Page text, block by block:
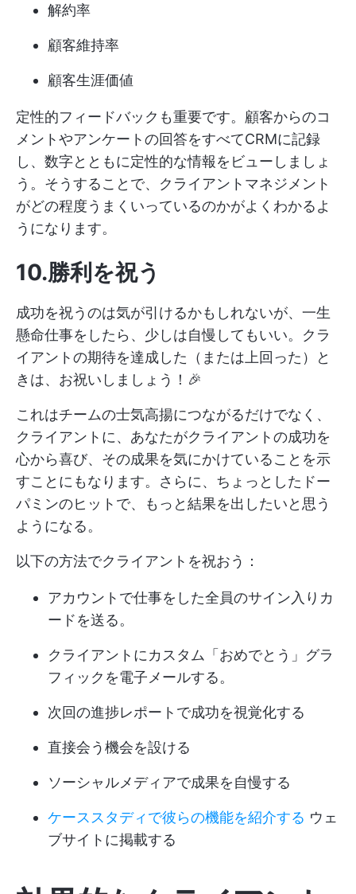
解約率
顧客維持率
顧客生涯価値
定性的フィードバックも重要です。顧客からのコ
メントやアンケートの回答をすべてCRMに記録
し、数字とともに定性的な情報をビューしましょ
う。そうすることで、クライアントマネジメント
がどの程度うまくいっているのかがよくわかるよ
うになります。
10.勝利を祝う
成功を祝うのは気が引けるかもしれないが、一生
懸命仕事をしたら、少しは自慢してもいい。クラ
イアントの期待を達成した（または上回った）と
きは、お祝いしましょう！🎉
これはチームの士気高揚につながるだけでなく、
クライアントに、あなたがクライアントの成功を
心から喜び、その成果を気にかけていることを示
すことにもなります。さらに、ちょっとしたドー
パミンのヒットで、もっと結果を出したいと思う
ようになる。
以下の方法でクライアントを祝おう：
アカウントで仕事をした全員のサイン入りカ
ードを送る。
クライアントにカスタム「おめでとう」グラ
フィックを電子メールする。
次回の進捗レポートで成功を視覚化する
直接会う機会を設ける
ソーシャルメディアで成果を自慢する
ケーススタディで彼らの機能を紹介する ウェ
ブサイトに掲載する